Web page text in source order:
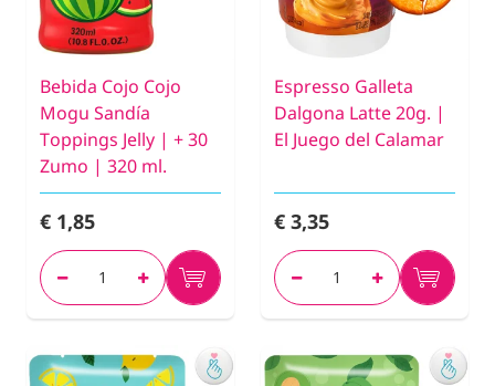
Bebida Cojo Cojo
Mogu Sandía
Toppings Jelly | + 30
Zumo | 320 ml.
€ 1,85
Espresso Galleta
Dalgona Latte 20g. |
El Juego del Calamar
€ 3,35